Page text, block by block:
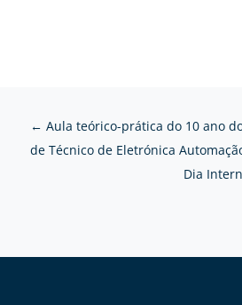
← Aula teórico-prática do 10 ano
de Técnico de Eletrónica
Dia